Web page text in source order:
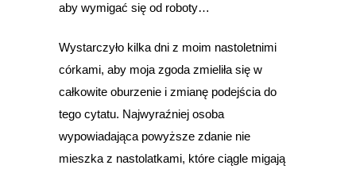
aby wymigać się od roboty…
Wystarczyło kilka dni z moim nastoletnimi
córkami, aby moja zgoda zmieliła się w
całkowite oburzenie i zmianę podejścia do
tego cytatu. Najwyraźniej osoba
wypowiadająca powyższe zdanie nie
mieszka z nastolatkami, które ciągle migają